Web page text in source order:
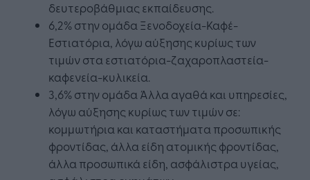
δευτεροβάθμιας εκπαίδευσης.
6,2% στην ομάδα Ξενοδοχεία-Καφέ-
Εστιατόρια, λόγω αύξησης κυρίως των
τιμών στα εστιατόρια-ζαχαροπλαστεία-
καφενεία-κυλικεία.
3,6% στην ομάδα Άλλα αγαθά και υπηρεσίες,
λόγω αύξησης κυρίως των τιμών σε:
κομμωτήρια και καταστήματα προσωπικής
φροντίδας, άλλα είδη ατομικής φροντίδας,
άλλα προσωπικά είδη, ασφάλιστρα υγείας,